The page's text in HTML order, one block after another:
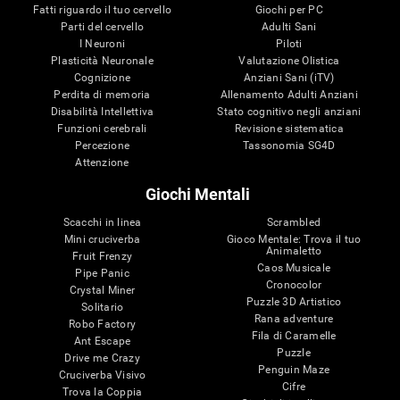
Fatti riguardo il tuo cervello
Parti del cervello
I Neuroni
Plasticità Neuronale
Cognizione
Perdita di memoria
Disabilità Intellettiva
Funzioni cerebrali
Percezione
Attenzione
Giochi per PC
Adulti Sani
Piloti
Valutazione Olistica
Anziani Sani (iTV)
Allenamento Adulti Anziani
Stato cognitivo negli anziani
Revisione sistematica
Tassonomia SG4D
Giochi Mentali
Scacchi in linea
Mini cruciverba
Fruit Frenzy
Pipe Panic
Crystal Miner
Solitario
Robo Factory
Ant Escape
Drive me Crazy
Cruciverba Visivo
Trova la Coppia
Scrambled
Gioco Mentale: Trova il tuo
Animaletto
Caos Musicale
Cronocolor
Puzzle 3D Artistico
Rana adventure
Fila di Caramelle
Puzzle
Penguin Maze
Cifre